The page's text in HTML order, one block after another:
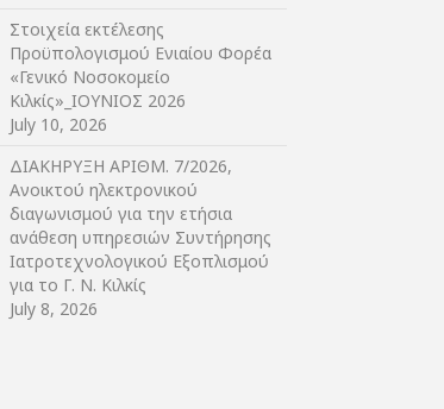
Στοιχεία εκτέλεσης
Προϋπολογισμού Ενιαίου Φορέα
«Γενικό Νοσοκομείο
Κιλκίς»_ΙΟΥΝΙΟΣ 2026
July 10, 2026
ΔIΑΚΗΡΥΞΗ ΑΡIΘΜ. 7/2026,
Ανοικτού ηλεκτρονικού
διαγωνισμού για την ετήσια
ανάθεση υπηρεσιών Συντήρησης
Ιατροτεχνολογικού Εξοπλισμού
για το Γ. Ν. Κιλκίς
July 8, 2026